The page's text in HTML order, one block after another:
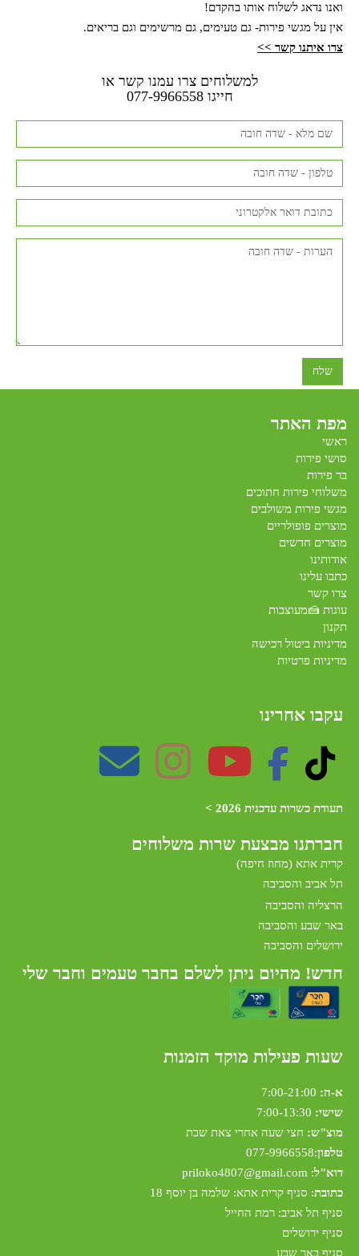
ואנו נדאג לשלוח אותו בהקדם!
אין על מגשי פירות- גם טעימים, גם מרשימים וגם בריאים.
צרו איתנו קשר >>
למשלוחים צרו עמנו קשר או
חייגו077-9966558
שלח
מפת האתר
ראשי
סושי פירות
בר פירות
משלוחי פירות חתוכים
מגשי פירות משולבים
מוצרים פופולריים
מוצרים חדשים
אודותינו
כתבו עלינו
צרו קשר
עוגות 🍰מעוצבות
תקנון
מדיניות ביטול רכישה
מדיניות פרטיות
עקבו אחרינו
תעודת כשרות עדכנית 2026 >
חברתנו מבצעת שרות משלוחים
קרית אתא (מחוז חיפה)
תל אביב והסביבה
הרצליה והסביבה
באר שבע והסביבה
ירושלים והסביבה
חדש! מהיום ניתן לשלם בחבר טעמים וחבר שלי
שעות פעילות מוקד הזמנות
א-ה:
שישי: 7:00-13:30
מוצ"ש: חצי שעה אחרי צאת שבת
טלפון:
077-9966558
דוא"ל:
priloko4807@gmail.com
כתובת: סניף קרית אתא: שלמה בן יוסף 18
סניף תל אביב: רמת החייל
סניף ירושלים
סניף באר שבע